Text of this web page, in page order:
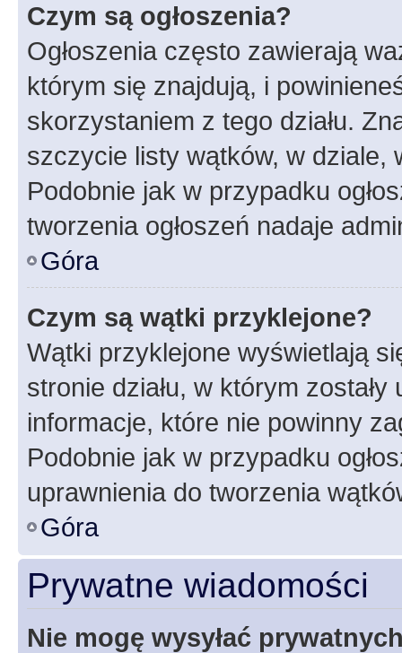
Czym są ogłoszenia?
Ogłoszenia często zawierają
którym się znajdują, i
skorzystaniem z tego działu.
szczycie listy wątków, w dziale,
Podobnie jak w przypadku
tworzenia ogłoszeń nadaje
Góra
Czym są wątki przyklejone?
Wątki przyklejone wyświetlają
stronie działu, w którym
informacje, które nie powinny
Podobnie jak w przypadku
uprawnienia do tworzenia
Góra
Prywatne wiadomości
Nie mogę wysyłać